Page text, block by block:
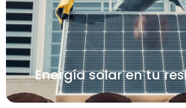
Energía solar en tu